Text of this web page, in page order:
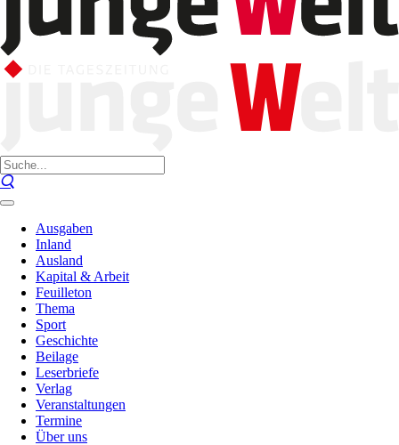
Ausgaben
Inland
Ausland
Kapital & Arbeit
Feuilleton
Thema
Sport
Geschichte
Beilage
Leserbriefe
Verlag
Veranstaltungen
Termine
Über uns